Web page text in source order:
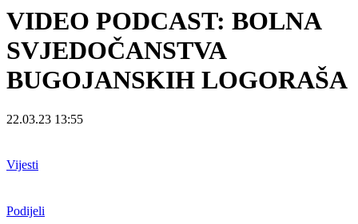
VIDEO PODCAST: BOLNA
SVJEDOČANSTVA
BUGOJANSKIH LOGORAŠA
22.03.23 13:55
Vijesti
Podijeli